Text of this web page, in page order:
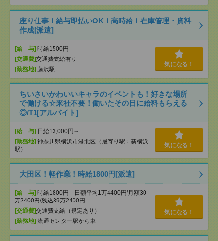
座り仕事！給与即払いOK！高時給！在庫管理・資料
作成[派遣]
[給 与] 時給1500円
[交通費]交通費支給有り
[勤務地] 藤沢駅
気になる！
ちいさいかわいいキャラのイベントも！好きな場所
で働ける☆来社不要！働いたその日に給料もらえる
◎/T1[アルバイト]
[給 与] 日給13,000円～
[勤務地] 神奈川県横浜市港北区（最寄り駅：新横浜
駅）
気になる！
大田区！軽作業！時給1800円[派遣]
[給 与] 時給1800円 日額平均1万4400円/月額30
万2400円/残込39万2400円
[交通費]交通費支給（規定あり）
[勤務地] 流通センター駅から車
気になる！